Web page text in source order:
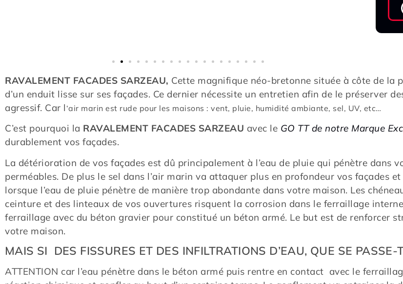
RAVALEMENT FACADES SARZEAU, Cette magnifique néo-bretonne située à côte de la
d’un enduit lisse sur ses façades. Ce dernier nécessite un entretien afin de le préserver
agressif. Car l ‘air marin est rude pour les maisons : vent, pluie, humidité ambiante, sel, UV, etc…
C’est pourquoi la RAVALEMENT FACADES SARZEAU avec le GO TT de notre Marque
durablement vos façades.
La détérioration de vos façades est dû principalement à l’eau de pluie qui pénètre dans
perméables. De plus le sel dans l’air marin va attaquer plus en profondeur vos façades
lorsque l’eau de pluie pénètre de manière trop abondante dans votre maison. Les
ceinture et des linteaux de vos ouvertures risquent la corrosion dans le ferraillage
ferraillage avec du béton gravier pour constitué un béton armé. Le but est de renforcer
votre maison.
MAIS SI DES FISSURES ET DES INFILTRATIONS D’EAU, QUE SE PASSE-
ATTENTION car l’eau pénètre dans le béton armé puis rentre en contact avec le